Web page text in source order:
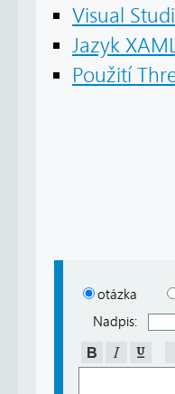
Visual
Jazyk
Použití
otázka
Nadpis: